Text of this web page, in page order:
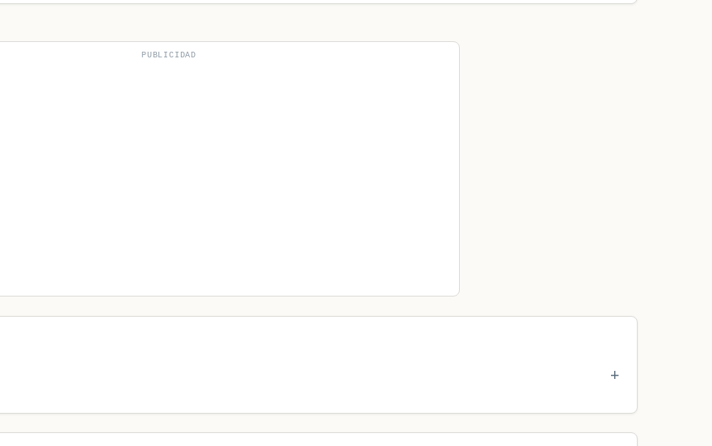
PUBLICIDAD